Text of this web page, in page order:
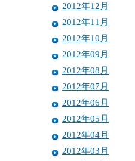
2012年12月
2012年11月
2012年10月
2012年09月
2012年08月
2012年07月
2012年06月
2012年05月
2012年04月
2012年03月